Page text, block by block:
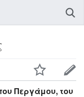
Περγάμου, του